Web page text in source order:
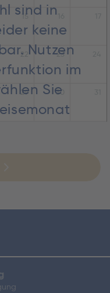
sind in
keine
Nutzen
im
Sie
15
22 23
29 30